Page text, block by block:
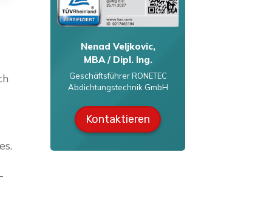
Nenad Veljkovic,
MBA / Dipl. Ing.
Geschäftsführer RONETEC
Abdichtungstechnik GmbH
Kontaktieren